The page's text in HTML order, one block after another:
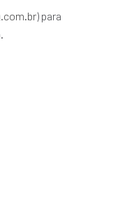
) para